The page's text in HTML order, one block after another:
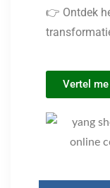
👉 Ontdek
Vertel